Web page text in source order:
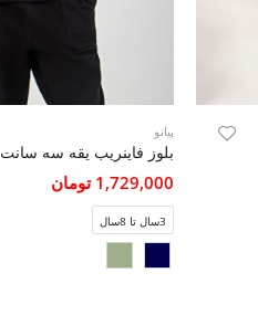
پیانو
بلوز فاینریب یقه سه سانت
1,729,000 تومان
3سال تا 8سال